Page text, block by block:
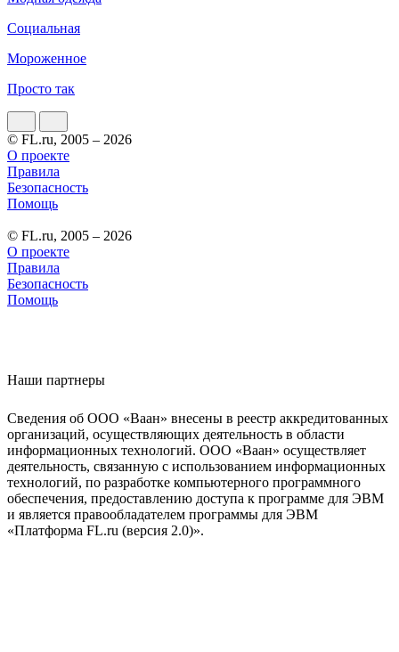
Социальная
Мороженное
Просто так
© FL.ru, 2005 – 2026
О проекте
Правила
Безопасность
Помощь
© FL.ru, 2005 – 2026
О проекте
Правила
Безопасность
Помощь
Наши партнеры
Сведения об ООО «Ваан» внесены в реестр аккредитованных
организаций, осуществляющих деятельность в области
информационных технологий. ООО «Ваан» осуществляет
деятельность, связанную с использованием информационных
технологий, по разработке компьютерного программного
обеспечения, предоставлению доступа к программе для ЭВМ
и является правообладателем программы для ЭВМ
«Платформа FL.ru (версия 2.0)».